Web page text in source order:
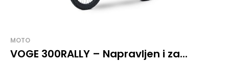
MOTO
VOGE 300RALLY – Napravljen i za...